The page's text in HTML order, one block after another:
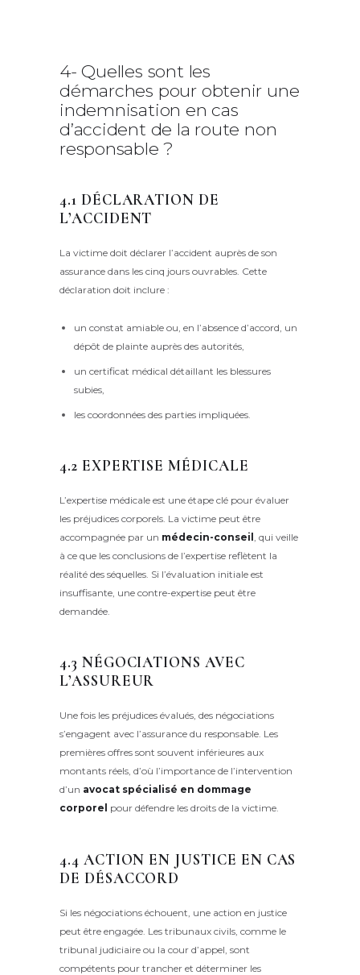
4- Quelles sont les
démarches pour obtenir une
indemnisation en cas
d’accident de la route non
responsable ?
4.1 DÉCLARATION DE
L’ACCIDENT
La victime doit déclarer l’accident auprès de son
assurance dans les cinq jours ouvrables. Cette
déclaration doit inclure :
un constat amiable ou, en l’absence d’accord, un
dépôt de plainte auprès des autorités,
un certificat médical détaillant les blessures
subies,
les coordonnées des parties impliquées.
4.2 EXPERTISE MÉDICALE
L’expertise médicale est une étape clé pour évaluer
les préjudices corporels. La victime peut être
accompagnée par un médecin-conseil
, qui veille
à ce que les conclusions de l’expertise reflètent la
réalité des séquelles. Si l’évaluation initiale est
insuffisante, une contre-expertise peut être
demandée.
4.3 NÉGOCIATIONS AVEC
L’ASSUREUR
Une fois les préjudices évalués, des négociations
s’engagent avec l’assurance du responsable. Les
premières offres sont souvent inférieures aux
montants réels, d’où l’importance de l’intervention
d’un avocat spécialisé en dommage
corporel pour défendre les droits de la victime.
4.4 ACTION EN JUSTICE EN CAS
DE DÉSACCORD
Si les négociations échouent, une action en justice
peut être engagée. Les tribunaux civils, comme le
tribunal judiciaire ou la cour d’appel, sont
compétents pour trancher et déterminer les